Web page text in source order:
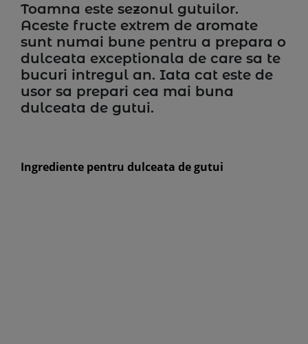
Toamna este sezonul gutuilor.
Aceste fructe extrem de aromate
sunt numai bune pentru a prepara o
dulceata exceptionala de care sa te
bucuri intregul an. Iata cat este de
usor sa prepari cea mai buna
dulceata de gutui.
Ingrediente pentru dulceata de gutui